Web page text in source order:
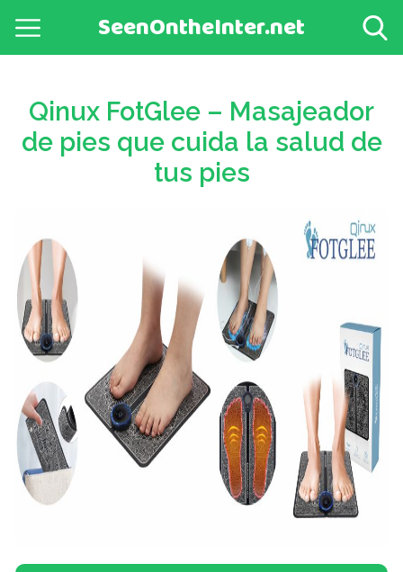
SeenOntheInter.net
Qinux FotGlee – Masajeador
de pies que cuida la salud de
tus pies